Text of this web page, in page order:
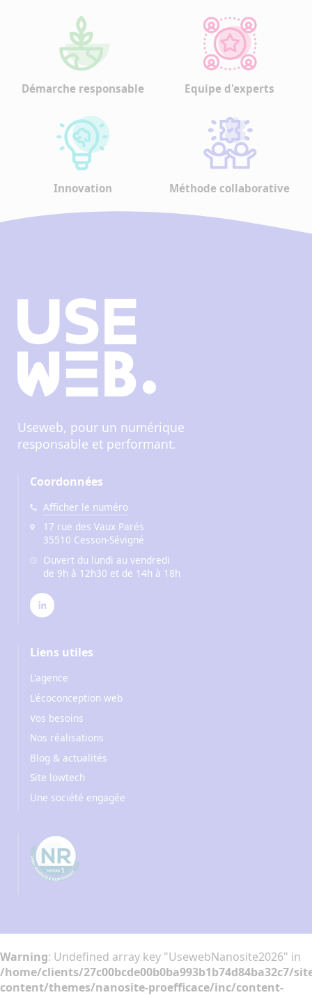
Démarche responsable Equipe d'experts
Innovation Méthode collaborative
Useweb, pour un numérique
responsable et performant.
Coordonnées
Afficher le numéro
17 rue des Vaux Parés
35510 Cesson-Sévigné
Ouvert du lundi au vendredi
de 9h à 12h30 et de 14h à 18h
Liens utiles
L'agence
L'écoconception web
Vos besoins
Nos réalisations
Blog & actualités
Site lowtech
Une société engagée
Warning: Undefined array key "UsewebNanosite2026" in
/home/clients/27c00bcde00b0ba993b1b74d84ba32c7/
content/themes/nanosite-proefficace/inc/content-